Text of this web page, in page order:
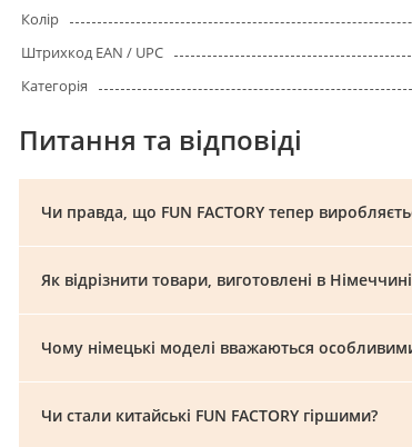
Колір
Штрихкод EAN / UPC
Категорія
Питання та відповіді
Чи правда, що FUN FACTORY тепер
Як відрізнити товари, виготовлені в
Чому німецькі моделі вважаються
Чи стали китайські FUN FACTORY гіршими?